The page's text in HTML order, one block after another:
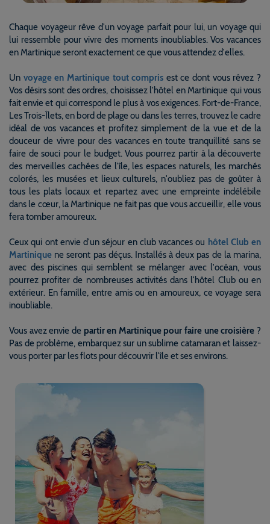
Chaque voyageur rêve d'un voyage parfait pour lui, un voyage qui
lui ressemble pour vivre des moments inoubliables. Vos vacances
en Martinique seront exactement ce que vous attendez d'elles.
Un voyage en Martinique tout compris est ce dont vous rêvez ?
Vos désirs sont des ordres, choisissez l'hôtel en Martinique qui vous
fait envie et qui correspond le plus à vos exigences. Fort-de-France,
Les Trois-Îlets, en bord de plage ou dans les terres, trouvez le cadre
idéal de vos vacances et profitez simplement de la vue et de la
douceur de vivre pour des vacances en toute tranquillité sans se
faire de souci pour le budget. Vous pourrez partir à la découverte
des merveilles cachées de l'île, les espaces naturels, les marchés
colorés, les musées et lieux culturels, n'oubliez pas de goûter à
tous les plats locaux et repartez avec une empreinte indélébile
dans le cœur, la Martinique ne fait pas que vous accueillir, elle vous
fera tomber amoureux.
Ceux qui ont envie d'un séjour en club vacances ou hôtel Club en
Martinique ne seront pas déçus. Installés à deux pas de la marina,
avec des piscines qui semblent se mélanger avec l'océan, vous
pourrez profiter de nombreuses activités dans l'hôtel Club ou en
extérieur. En famille, entre amis ou en amoureux, ce voyage sera
inoubliable.
Vous avez envie departir en Martinique pour faire une croisière ?
Pas de problème, embarquez sur un sublime catamaran et laissez-
vous porter par les flots pour découvrir l'île et ses environs.